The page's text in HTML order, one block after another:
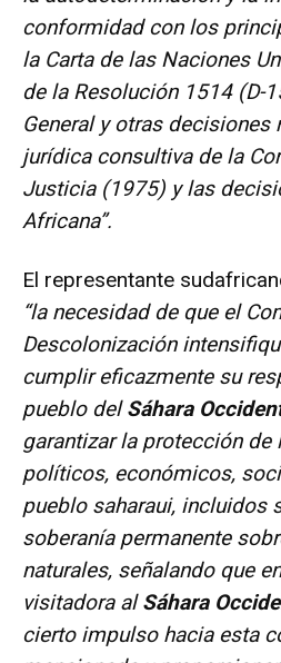
conformidad con los
la Carta de las Naciones
de la Resolución 1514 (D-
General y otras decisiones
jurídica consultiva de la
Justicia (1975) y las
Africana”.
El representante
“la necesidad de que el
Descolonización
cumplir eficazmente su
pueblo delSáhara
garantizar la protección de
políticos, económicos,
pueblo saharaui, incluidos
soberanía permanente
naturales, señalando que
visitadora alSáhara
cierto impulso hacia esta